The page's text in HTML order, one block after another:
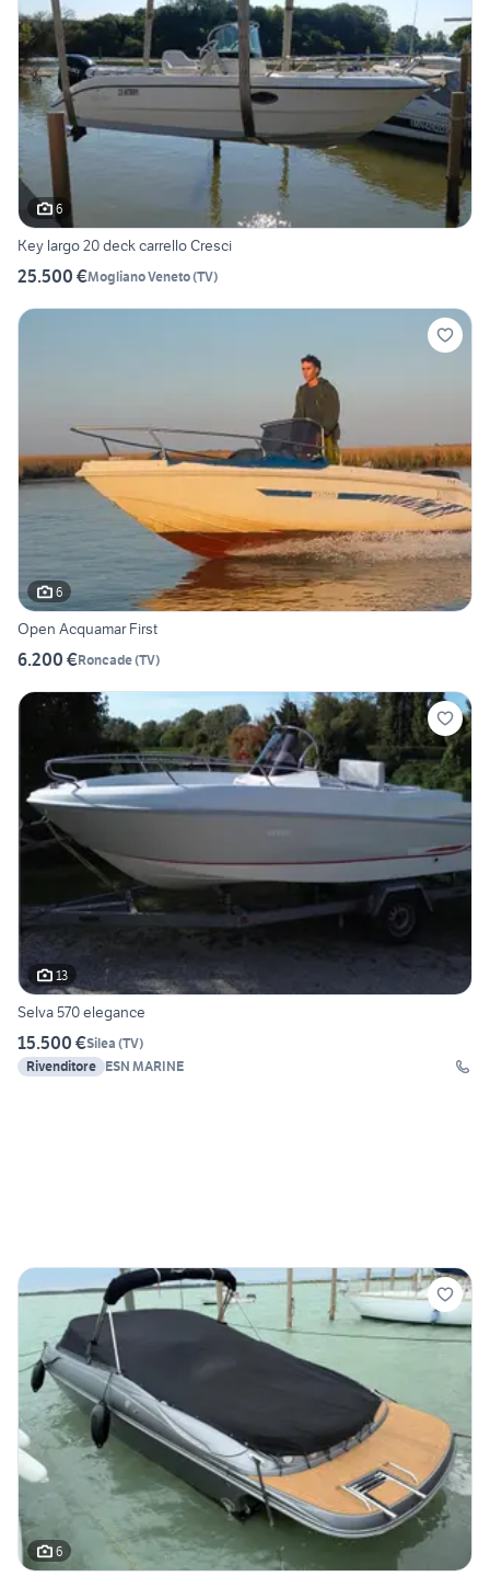
6
Key largo 20 deck carrello Cresci
25.500 €Mogliano Veneto(TV)
6
Open Acquamar First
6.200 €Roncade(TV)
13
Selva 570 elegance
15.500 €Silea (TV)
Rivenditore ESN MARINE
6